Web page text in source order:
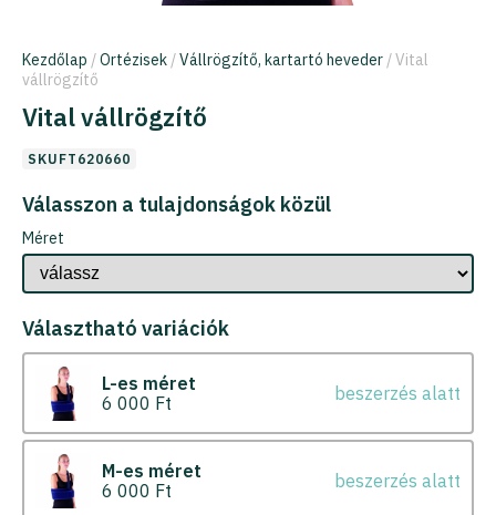
Kezdőlap /Ortézisek /Vállrögzítő, kartartó heveder / Vital
vállrögzítő
Vital vállrögzítő
SKUFT620660
Válasszon a tulajdonságok közül
Méret
Választható variációk
L-es méret
6 000 Ft
beszerzés alatt
M-es méret
6 000 Ft
beszerzés alatt